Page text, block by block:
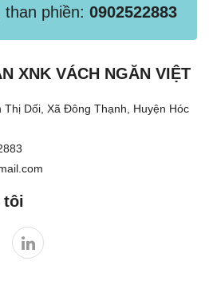
than phiền: 0902522883
XNK VÁCH NGĂN VIỆT
Dối, Xã Đông Thạnh, Huyện Hóc
tôi